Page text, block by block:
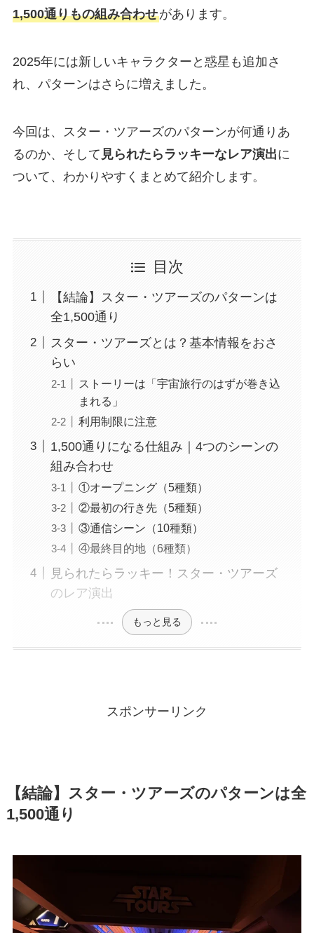
1,500通りもの組み合わせがあります。
2025年には新しいキャラクターと惑星も追加さ
れ、パターンはさらに増えました。
今回は、スター・ツアーズのパターンが何通りあ
るのか、そして 見られたらラッキーなレア演出に
ついて、わかりやすくまとめて紹介します。
目次
【結論】スター・ツアーズのパターンは
全1,500通り
スター・ツアーズとは？基本情報をおさ
らい
ストーリーは「宇宙旅行のはずが巻き込
まれる」
利用制限に注意
1,500通りになる仕組み｜4つのシーンの
組み合わせ
①オープニング（5種類）
②最初の行き先（5種類）
③通信シーン（10種類）
④最終目的地（6種類）
見られたらラッキー！スター・ツアーズ
のレア演出
もっと見る
スポンサーリンク
【結論】スター・ツアーズのパターンは全
1,500通り